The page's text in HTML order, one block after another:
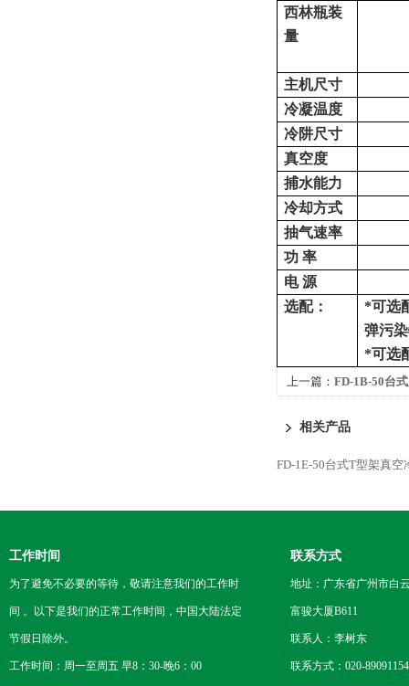
西林瓶装
量
主机尺寸
冷凝温度
冷阱尺寸
真空度
捕水能力
冷却方式
抽气速率
功 率
电 源
选配：
*可选
弹污
*可选
上一篇： FD-1B-50台
相关产品
FD-1E-50台式T型架真空
工作时间
为了避免不必要的等待，敬请注意我们的工作时
间 。以下是我们的正常工作时间，中国大陆法定
节假日除外。
工作时间：周一至周五 早8：30-晚6：00
联系方式
地址：广东省广州市白
富骏大厦B611
联系人：李树东
联系方式：020-89091154